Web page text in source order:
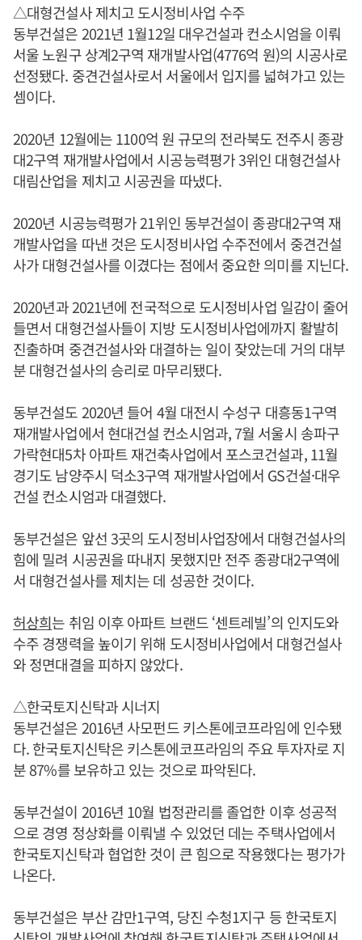
△대형건설사 제치고 도시정비사업 수주
동부건설은 2021년 1월12일 대우건설과 컨소시엄을 이뤄
서울 노원구 상계2구역 재개발사업(4776억 원)의 시공사로
선정됐다. 중견건설사로서 서울에서 입지를 넓혀가고 있는
셈이다.
2020년 12월에는 1100억 원 규모의 전라북도 전주시 종광
대2구역 재개발사업에서 시공능력평가 3위인 대형건설사
대림산업을 제치고 시공권을 따냈다.
2020년 시공능력평가 21위인 동부건설이 종광대2구역 재
개발사업을 따낸 것은 도시정비사업 수주전에서 중견건설
사가 대형건설사를 이겼다는 점에서 중요한 의미를 지닌다.
2020년과 2021년에 전국적으로 도시정비사업 일감이 줄어
들면서 대형건설사들이 지방 도시정비사업에까지 활발히
진출하며 중견건설사와 대결하는 일이 잦았는데 거의 대부
분 대형건설사의 승리로 마무리됐다.
동부건설도 2020년 들어 4월 대전시 수성구 대흥동1구역
재개발사업에서 현대건설 컨소시엄과, 7월 서울시 송파구
가락현대5차 아파트 재건축사업에서 포스코건설과, 11월
경기도 남양주시 덕소3구역 재개발사업에서 GS건설·대우
건설 컨소시엄과 대결했다.
동부건설은 앞선 3곳의 도시정비사업장에서 대형건설사의
힘에 밀려 시공권을 따내지 못했지만 전주 종광대2구역에
서 대형건설사를 제치는 데 성공한 것이다.
허상희는 취임 이후 아파트 브랜드 ‘센트레빌’의 인지도와
수주 경쟁력을 높이기 위해 도시정비사업에서 대형건설사
와 정면대결을 피하지 않았다.
△한국토지신탁과 시너지
동부건설은 2016년 사모펀드 키스톤에코프라임에 인수됐
다. 한국토지신탁은 키스톤에코프라임의 주요 투자자로 지
분 87%를 보유하고 있는 것으로 파악된다.
동부건설이 2016년 10월 법정관리를 졸업한 이후 성공적
으로 경영 정상화를 이뤄낼 수 있었던 데는 주택사업에서
한국토지신탁과 협업한 것이 큰 힘으로 작용했다는 평가가
나온다.
동부건설은 부산 감만1구역, 당진 수청1지구 등 한국토지